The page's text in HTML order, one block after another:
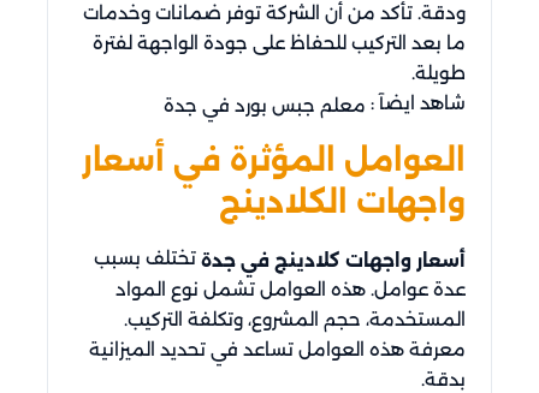
ودقة. تأكد من أن الشركة توفر ضمانات وخدمات
ما بعد التركيب للحفاظ على جودة الواجهة لفترة
طويلة.
شاهد ايضآ : معلم جبس بورد في جدة
العوامل المؤثرة في أسعار
واجهات الكلادينج
أسعار واجهات كلادينج في جدة تختلف بسبب
عدة عوامل. هذه العوامل تشمل نوع المواد
المستخدمة، حجم المشروع، وتكلفة التركيب.
معرفة هذه العوامل تساعد في تحديد الميزانية
بدقة.